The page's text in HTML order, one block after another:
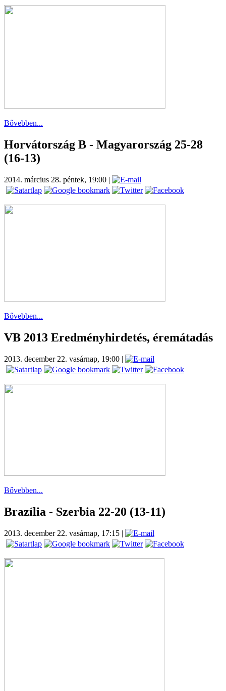
Bővebben...
Horvátország B - Magyarország 25-28
(16-13)
2014. március 28. péntek, 19:00 |
Bővebben...
VB 2013 Eredményhirdetés, éremátadás
2013. december 22. vasárnap, 19:00 |
Bővebben...
Brazília - Szerbia 22-20 (13-11)
2013. december 22. vasárnap, 17:15 |